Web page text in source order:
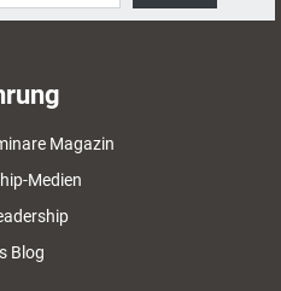
Magazin
Medien
Blog